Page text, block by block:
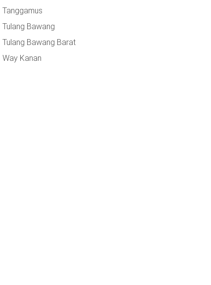
Tanggamus
Tulang Bawang
Tulang Bawang Barat
Way Kanan